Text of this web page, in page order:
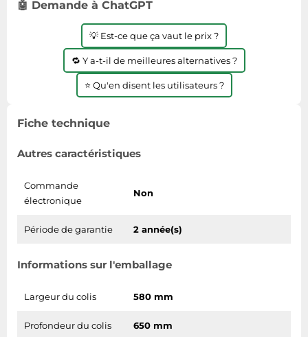
🤖 Demande à ChatGPT
💡 Est-ce que ça vaut le prix ?
🔁 Y a-t-il de meilleures alternatives ?
⭐ Qu'en disent les utilisateurs ?
Fiche technique
Autres caractéristiques
Commande
électronique
Non
Période de garantie 2 année(s)
Informations sur l'emballage
Largeur du colis 580 mm
Profondeur du colis 650 mm